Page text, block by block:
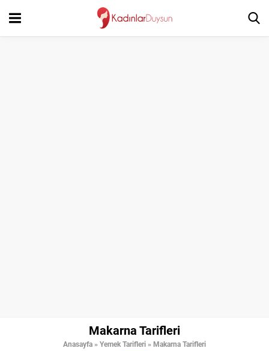
Makarna Tarifleri
Anasayfa » Yemek Tarifleri » Makarna Tarifleri